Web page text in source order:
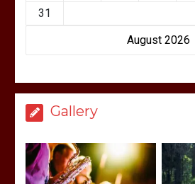
August 2026
31
Gallery